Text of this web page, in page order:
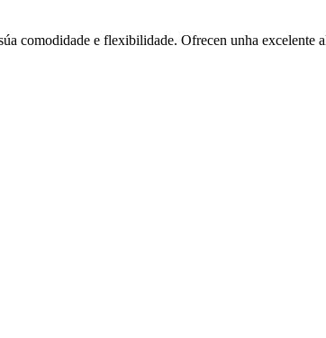
comodidade e flexibilidade. Ofrecen unha excelente